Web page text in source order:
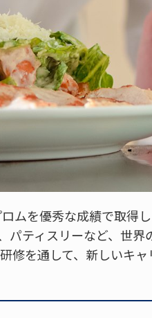
ムを優秀な成績で取得
パティスリーなど、世
修を通して、新しいキ